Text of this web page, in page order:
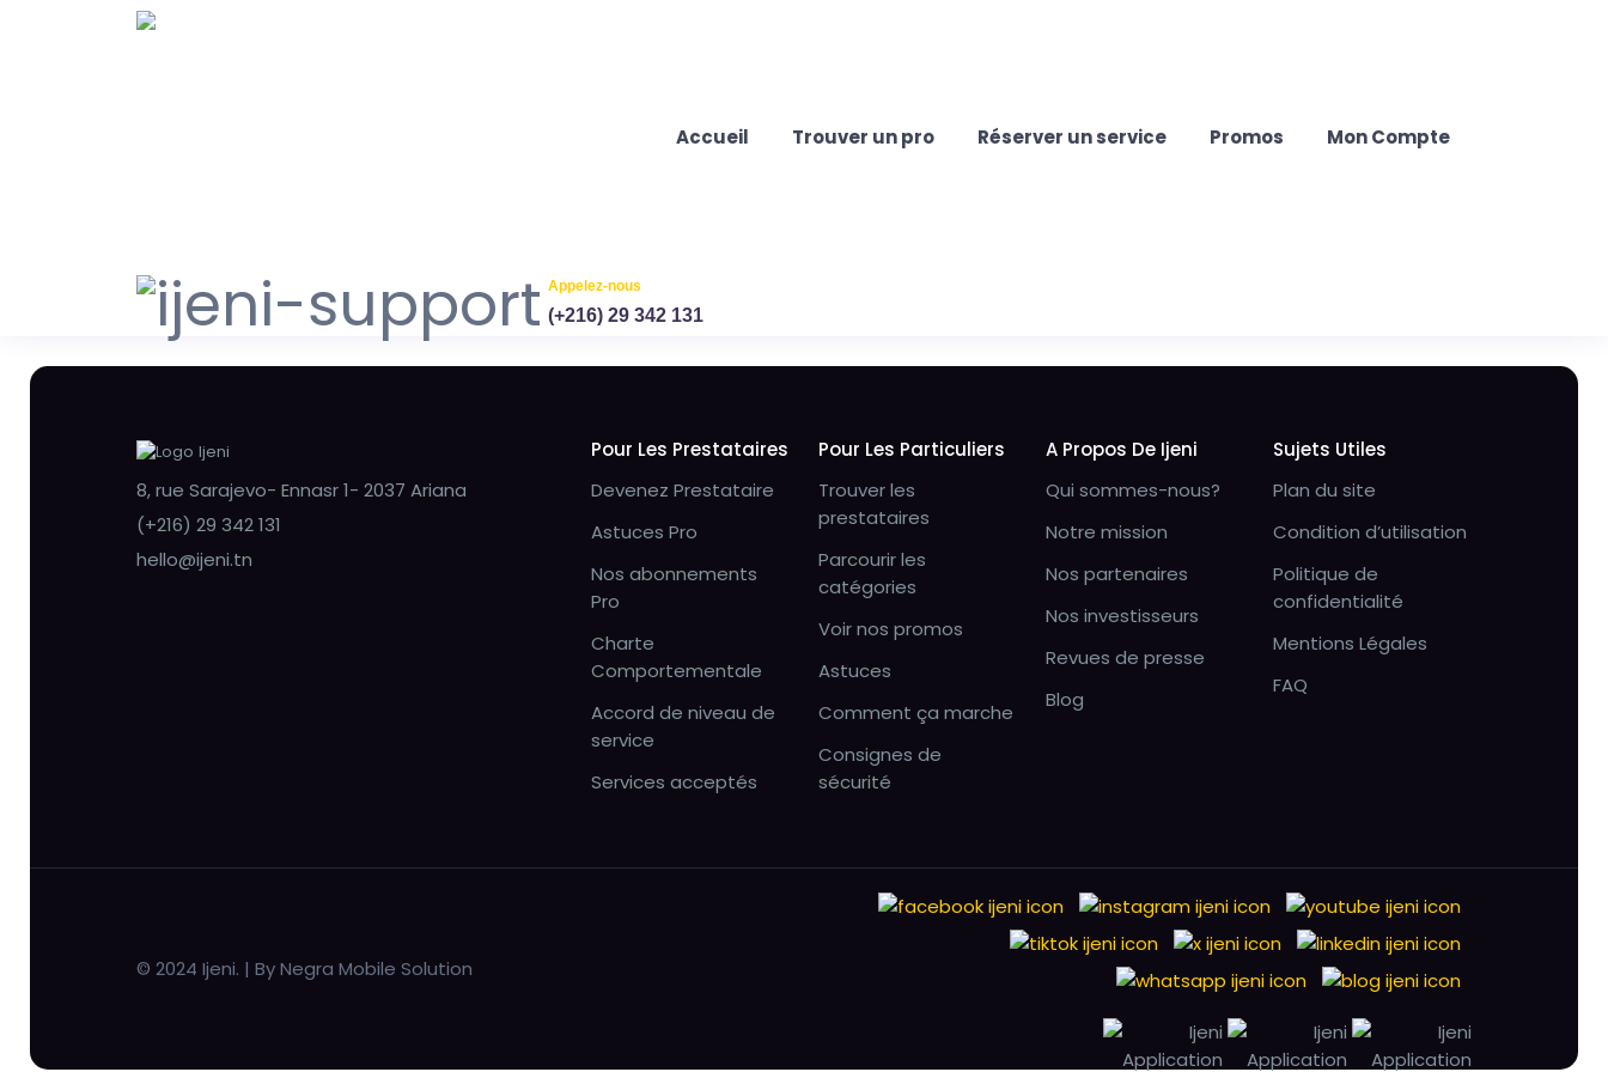
Accueil Trouver un pro Réserver un service Promos Mon Compte
Appelez-nous
(+216) 29 342 131
8, rue Sarajevo- Ennasr 1- 2037 Ariana
(+216) 29 342 131
hello@ijeni.tn
Pour Les Prestataires
Devenez Prestataire
Astuces Pro
Nos abonnements
Pro
Charte
Comportementale
Accord de niveau de
service
Services acceptés
Pour Les Particuliers
Trouver les
prestataires
Parcourir les
catégories
Voir nos promos
Astuces
Comment ça marche
Consignes de
sécurité
A Propos De Ijeni
Qui sommes-nous?
Notre mission
Nos partenaires
Nos investisseurs
Revues de presse
Blog
Sujets Utiles
Plan du site
Condition d’utilisation
Politique de
confidentialité
Mentions Légales
FAQ
© 2024 Ijeni. | By Negra Mobile Solution